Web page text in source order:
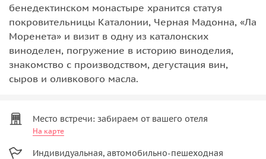
бенедектинском монастыре хранится статуя
покровительницы Каталонии, Черная Мадонна, «Ла
Моренета» и визит в одну из каталонских
виноделен, погружение в историю виноделия,
знакомство с производством, дегустация вин,
сыров и оливкового масла.
Место встречи: забираем от вашего отеля
На карте
Индивидуальная, автомобильно-пешеходная